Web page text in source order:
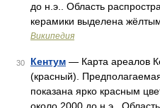
до н.э.. Область
керамики выделена
Википедия
30 Кентум — Карта ареалов
(красный).
показана ярко красным